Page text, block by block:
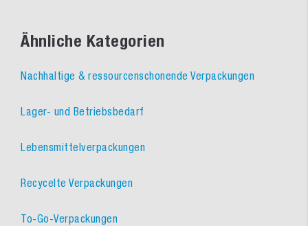
Ähnliche Kategorien
Nachhaltige & ressourcenschonende Verpackungen
Lager- und Betriebsbedarf
Lebensmittelverpackungen
Recycelte Verpackungen
To-Go-Verpackungen